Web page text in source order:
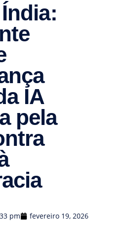
IA
pela
pm fevereiro 19, 2026